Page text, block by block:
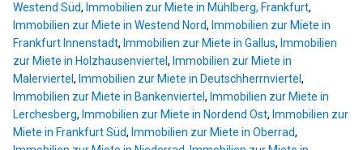
Westend Süd, Immobilien zur Miete in Mühlberg, Frankfurt,
Immobilien zur Miete in Westend Nord, Immobilien zur Miete in
Frankfurt Innenstadt, Immobilien zur Miete in Gallus, Immobilien
zur Miete in Holzhausenviertel , Immobilien zur Miete in
Malerviertel , Immobilien zur Miete in Deutschherrnviertel ,
Immobilien zur Miete in Bankenviertel , Immobilien zur Miete in
Lerchesberg, Immobilien zur Miete in Nordend Ost, Immobilien zur
Miete in Frankfurt Süd, Immobilien zur Miete in Oberrad,